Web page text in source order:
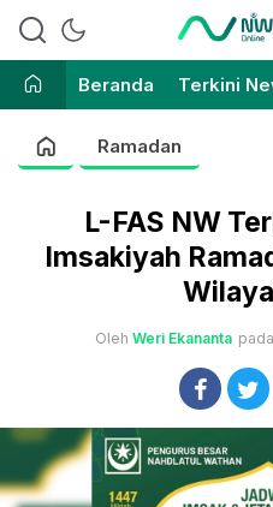
Nahdlatul
Suara
Beranda
Terkini
Ramadan
L-FAS NW
Imsakiyah
Oleh Weri Ekananta